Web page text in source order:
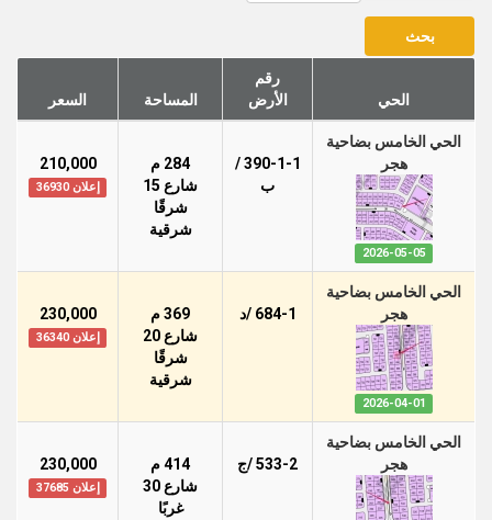
الحي
رقم
الأرض
المساحة السعر
الحي الخامس بضاحية
هجر
2026-05-05
390-1-1 /
ب
284 م
شارع 15
شرقًا
شرقية
210,000
إعلان 36930
الحي الخامس بضاحية
هجر
2026-04-01
684-1 /د
369 م
شارع 20
شرقًا
شرقية
230,000
إعلان 36340
الحي الخامس بضاحية
هجر
533-2 /ج
414 م
شارع 30
غربًا
230,000
إعلان 37685